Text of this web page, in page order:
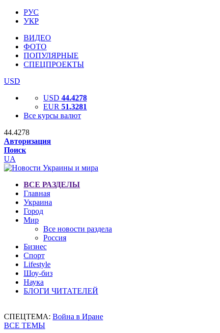
РУС
УКР
ВИДЕО
ФОТО
ПОПУЛЯРНЫЕ
СПЕЦПРОЕКТЫ
USD
USD 44.4278
EUR 51.3281
Все курсы валют
44.4278
Авторизация
Поиск
UA
ВСЕ РАЗДЕЛЫ
Главная
Украина
Город
Мир
Все новости раздела
Россия
Бизнес
Спорт
Lifestyle
Шоу-биз
Наука
БЛОГИ ЧИТАТЕЛЕЙ
СПЕЦТЕМА: Война в Иране
ВСЕ ТЕМЫ